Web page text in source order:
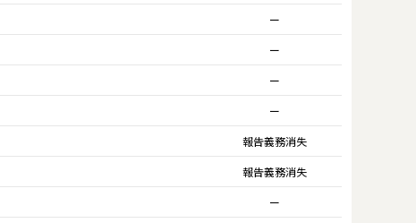
ー
ー
ー
ー
報告義務消失
報告義務消失
ー